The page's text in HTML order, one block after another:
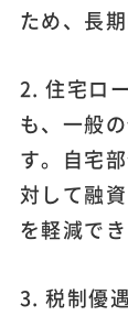
ため、長
2. 住宅ロ
も、一般
す。自宅
対して融
を軽減でき
3. 税制優